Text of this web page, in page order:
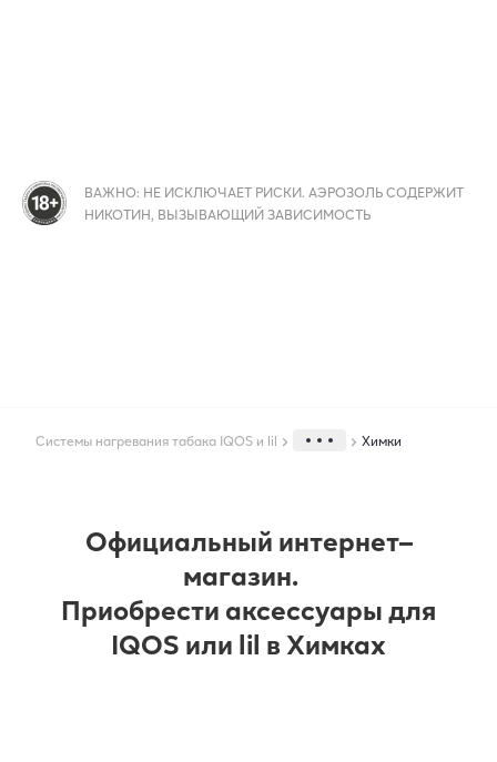
Системы нагревания табака IQOS и lil Химки
Официальный интернет–
магазин.
Приобрести аксессуары для
IQOS или lil в Химках
ВАЖНО: НЕ ИСКЛЮЧАЕТ РИСКИ. АЭРОЗОЛЬ СОДЕРЖИТ
НИКОТИН, ВЫЗЫВАЮЩИЙ ЗАВИСИМОСТЬ